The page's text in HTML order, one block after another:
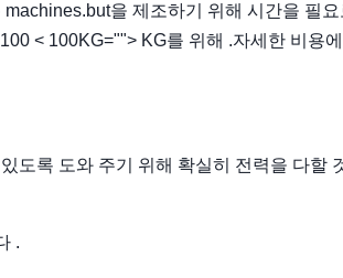
을 제조하기 위해 시간을 필
< 100KG=""> KG를 위해 .자세한 비용
도록 도와 주기 위해 확실히 전력을 다할
.